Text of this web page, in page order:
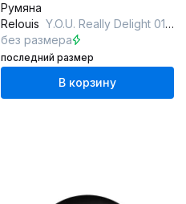
Румяна
Relouis Y.O.U. Really Delight 01 Lightly coral
без размера
последний размер
В корзину